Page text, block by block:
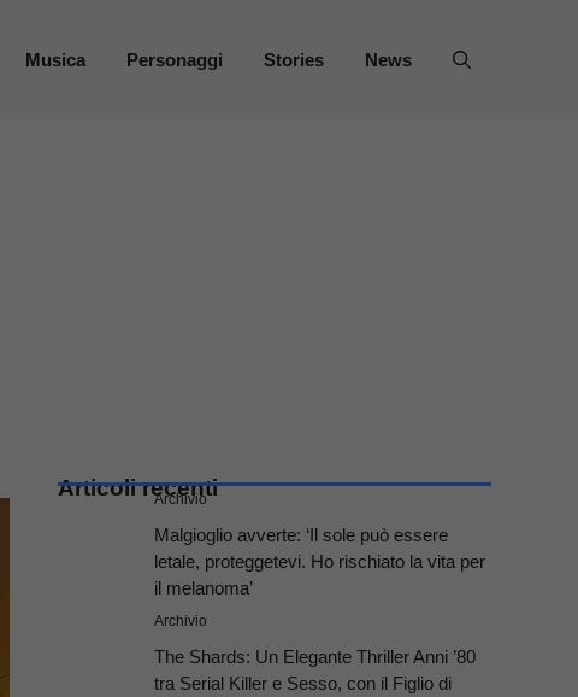
Musica Personaggi Stories News
Articoli recenti
Archivio
Malgioglio avverte: ‘Il sole può essere
letale, proteggetevi. Ho rischiato la vita per
il melanoma’
Archivio
The Shards: Un Elegante Thriller Anni ’80
tra Serial Killer e Sesso, con il Figlio di